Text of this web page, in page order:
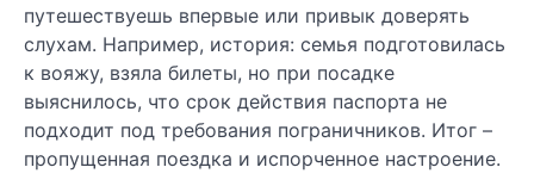
путешествуешь впервые или привык доверять
слухам. Например, история: семья подготовилась
к вояжу, взяла билеты, но при посадке
выяснилось, что срок действия паспорта не
подходит под требования пограничников. Итог –
пропущенная поездка и испорченное настроение.